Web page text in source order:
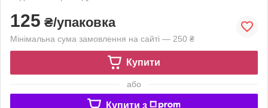
125 ₴/упаковка
Мінімальна сума замовлення на сайті — 250 ₴
Купити
або
Купити з